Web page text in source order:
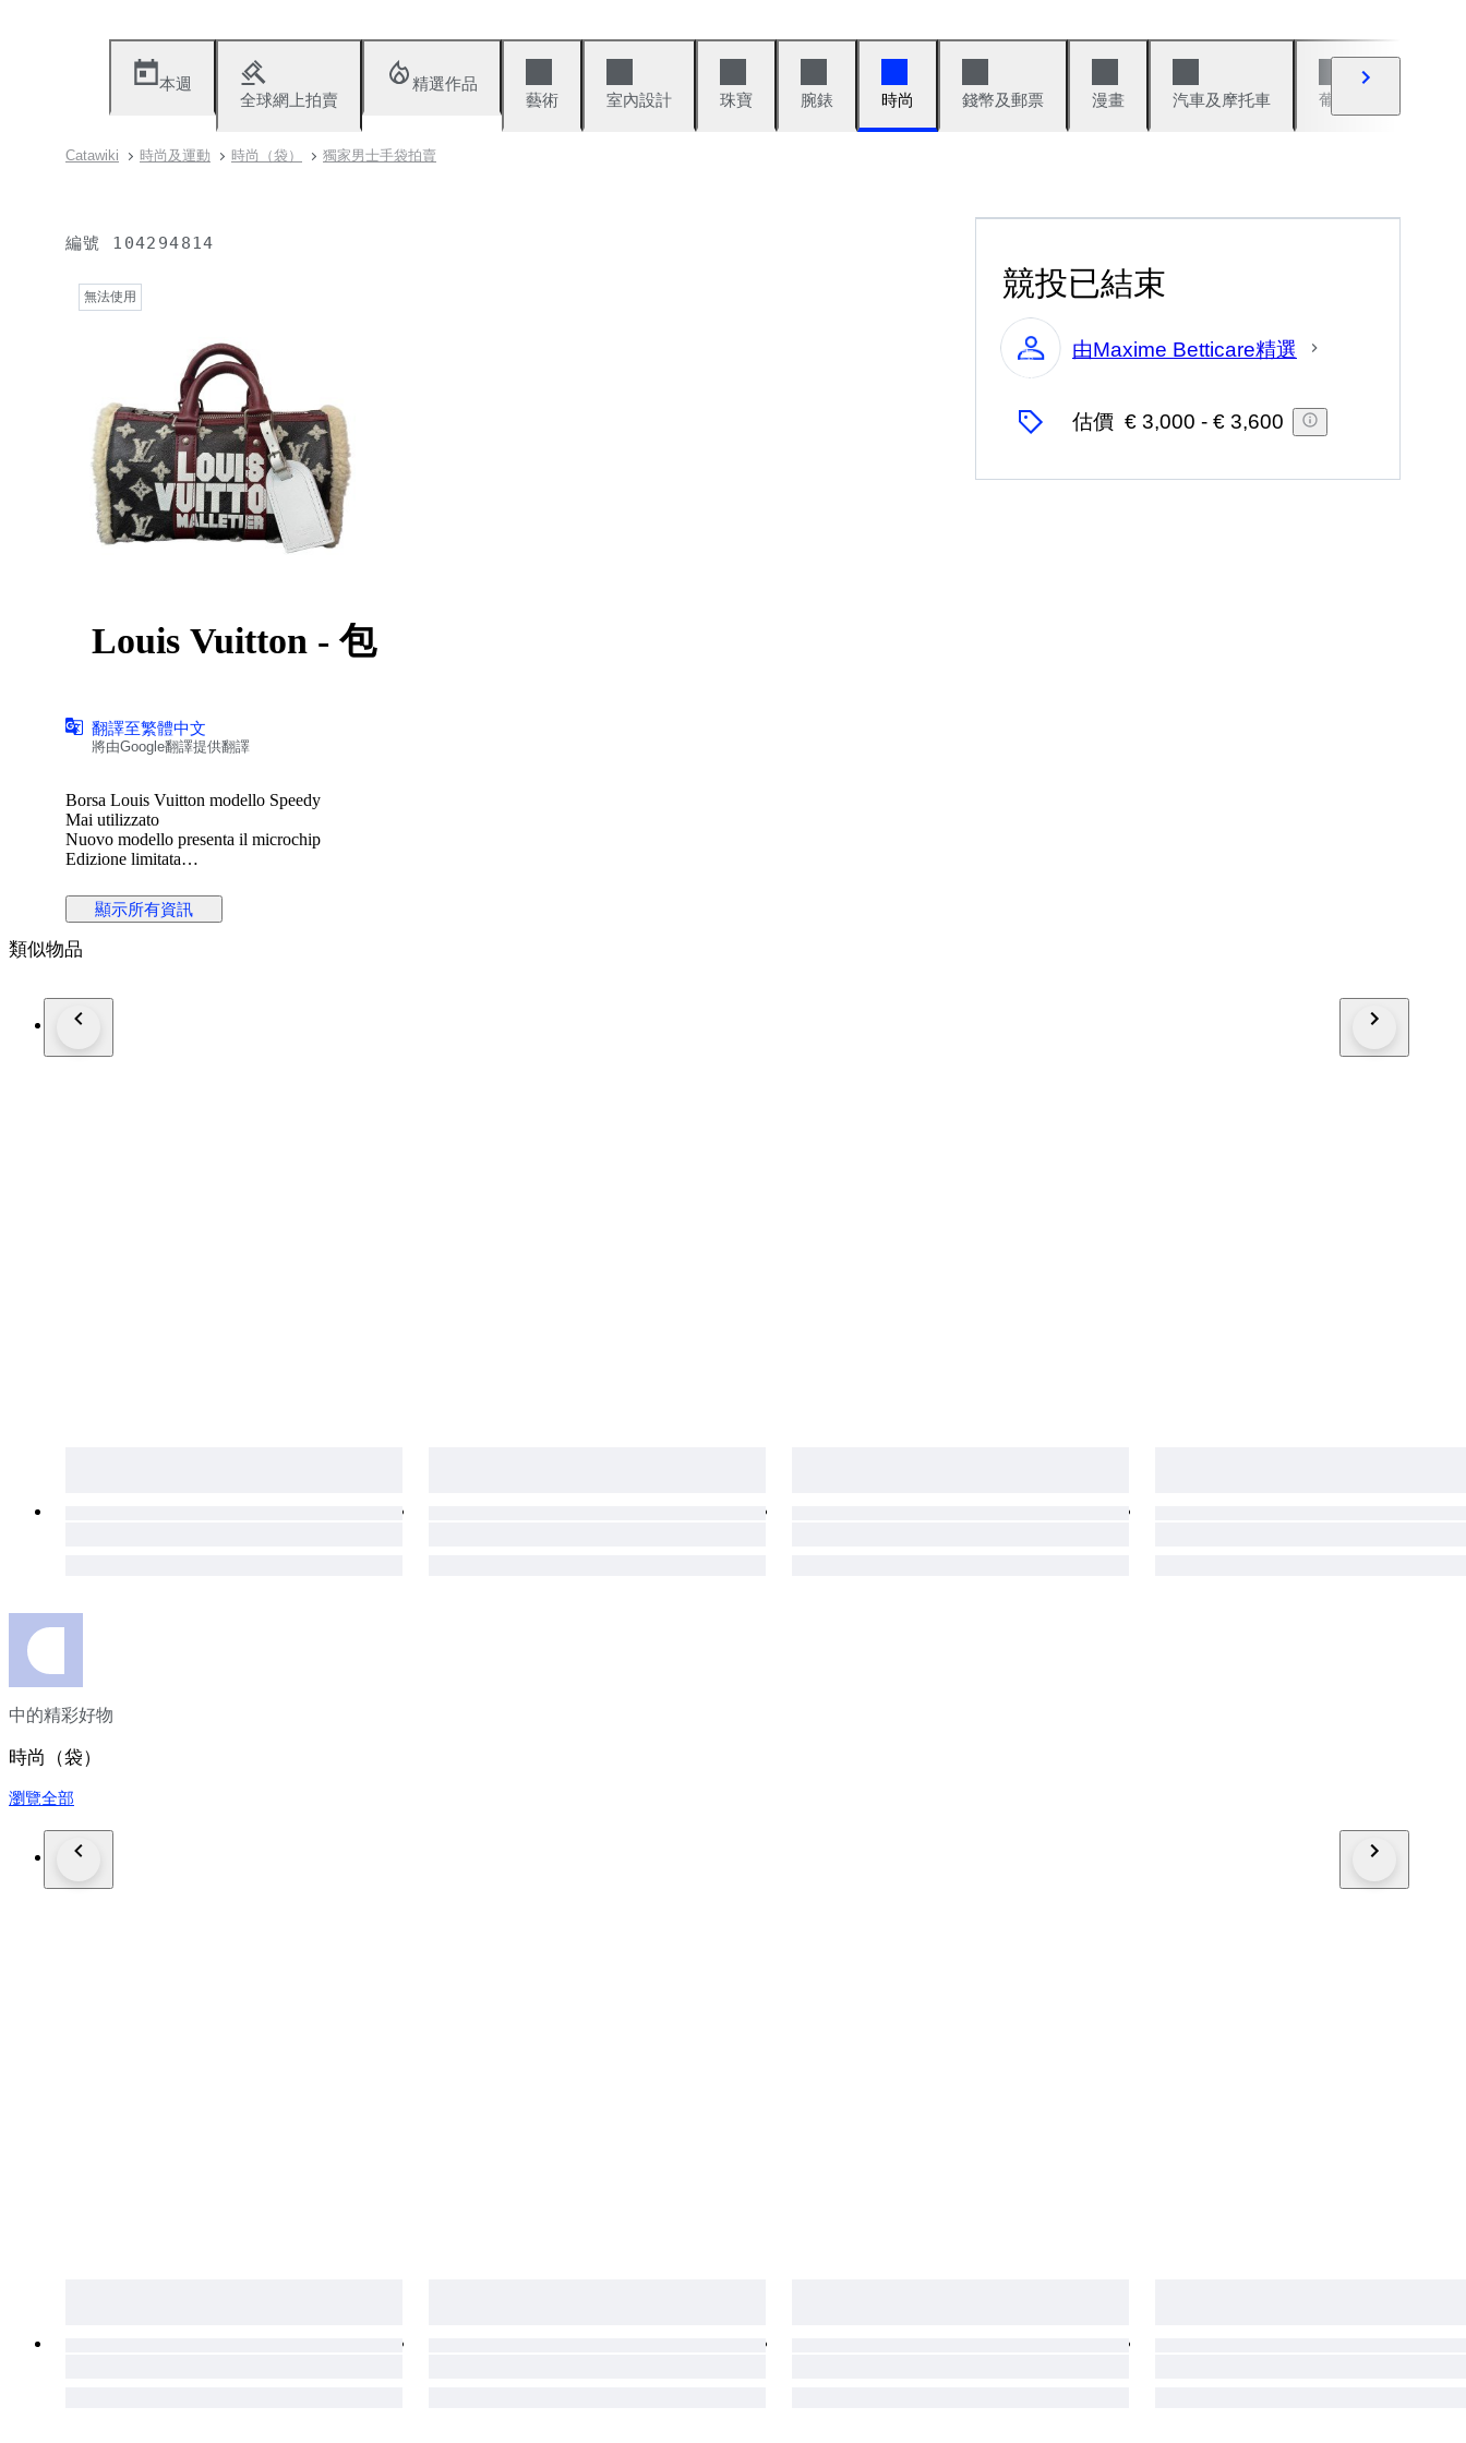
本週
全球網上拍賣
精選作品
藝術
室內設計 珠寶 腕錶 時尚 錢幣及郵票 漫畫 汽車及摩托車 葡萄酒與烈酒
Catawiki 時尚及運動 時尚（袋） 獨家男士手袋拍賣
編號 104294814
無法使用
Louis Vuitton - 包
翻譯至繁體中文
將由Google翻譯提供翻譯
Borsa Louis Vuitton modello Speedy
Mai utilizzato
Nuovo modello presenta il microchip
Edizione limitata
#may2026sneakerness
顯示所有資訊
競投已結束
專
家
由Maxime Betticare精選
估價 € 3,000 - € 3,600
類似物品
中的精彩好物
時尚（袋）
瀏覽全部